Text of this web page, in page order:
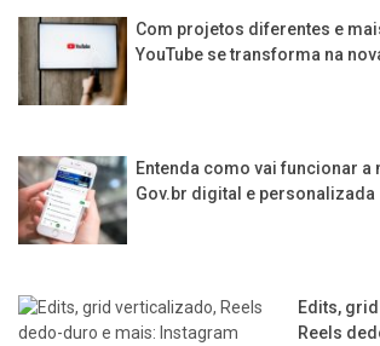
Com projetos diferentes e
YouTube se transforma na
Entenda como vai funcionar a
Gov.br digital e personalizada
Edits,
Reels